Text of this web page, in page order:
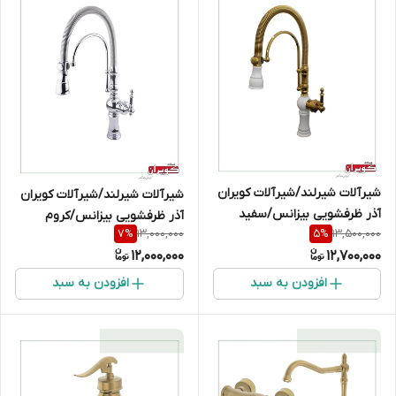
شیرآلات شیرلند/شیرآلات کویران
آذر ظرفشویی بیزانس/سفید
طلایی
13,500,000
5%
12,700,000
افزودن به سبد
شیرآلات شیرلند/شیرآلات کویران
آذر ظرفشویی بیزانس/کروم
13,000,000
7%
12,000,000
افزودن به سبد